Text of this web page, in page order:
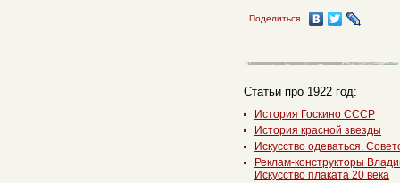
Поделиться
Статьи про 1922 год:
История Госкино СССР
История красной звезды
Искусство одеваться.
Реклам-конструкторы
Искусство плаката 20 века